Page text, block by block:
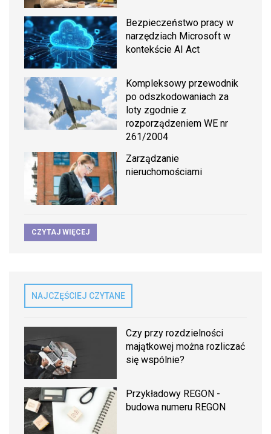
Bezpieczeństwo pracy w
narzędziach Microsoft w
kontekście AI Act
Kompleksowy przewodnik
po odszkodowaniach za
loty zgodnie z
rozporządzeniem WE nr
261/2004
Zarządzanie
nieruchomościami
CZYTAJ WIĘCEJ
NAJCZĘŚCIEJ CZYTANE
Czy przy rozdzielności
majątkowej można rozliczać
się wspólnie?
Przykładowy REGON -
budowa numeru REGON